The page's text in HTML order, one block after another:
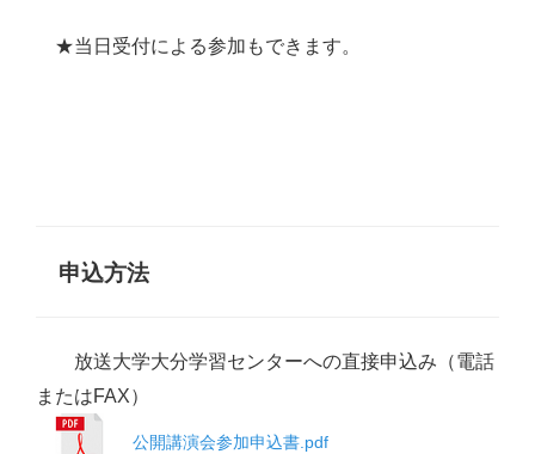
★当日受付による参加もできます。
申込方法
放送大学大分学習センターへの直接申込み（電話
またはFAX）
公開講演会参加申込書.pdf